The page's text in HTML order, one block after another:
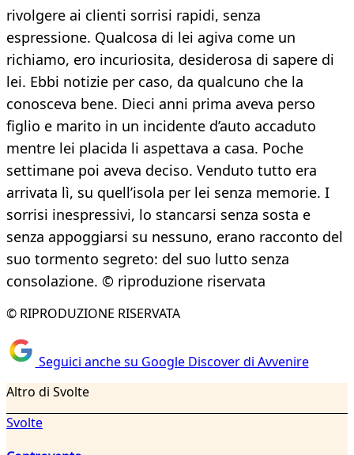
rivolgere ai clienti sorrisi rapidi, senza
espressione. Qualcosa di lei agiva come un
richiamo, ero incuriosita, desiderosa di sapere di
lei. Ebbi notizie per caso, da qualcuno che la
conosceva bene. Dieci anni prima aveva perso
figlio e marito in un incidente d’auto accaduto
mentre lei placida li aspettava a casa. Poche
settimane poi aveva deciso. Venduto tutto era
arrivata lì, su quell’isola per lei senza memorie. I
sorrisi inespressivi, lo stancarsi senza sosta e
senza appoggiarsi su nessuno, erano racconto del
suo tormento segreto: del suo lutto senza
consolazione. © riproduzione riservata
© RIPRODUZIONE RISERVATA
Seguici anche su Google Discover di Avvenire
Altro di Svolte
Svolte